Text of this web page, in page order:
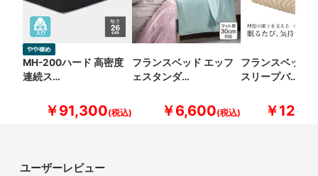
MH-200ハード 高密度
連続ス…
￥91,300
フランスベッド エッフ
ェスタンダ…
￥6,600
フランスベッド
スリープバ…
￥
ユーザーレビュー